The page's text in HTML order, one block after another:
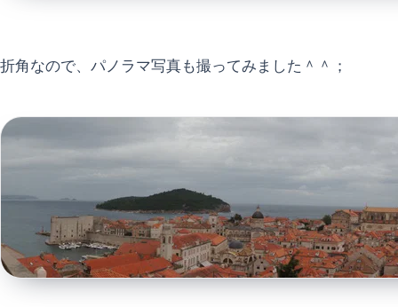
折角なので、パノラマ写真も撮ってみました＾＾；